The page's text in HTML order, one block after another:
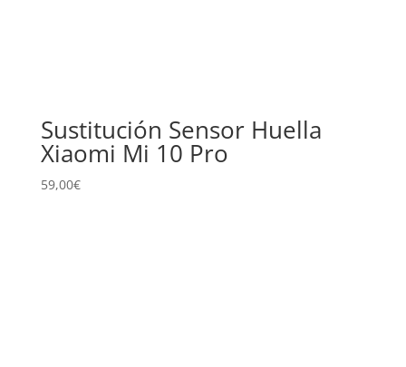
Sustitución Sensor Huella
Xiaomi Mi 10 Pro
59,00€